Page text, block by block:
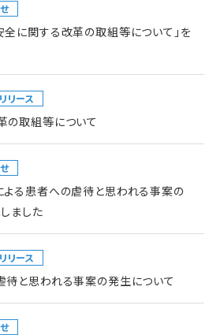
に関する改革の取組等について」を
リース
の取組等について
よる患者への虐待と思われる事案の
ました
リース
待と思われる事案の発生について